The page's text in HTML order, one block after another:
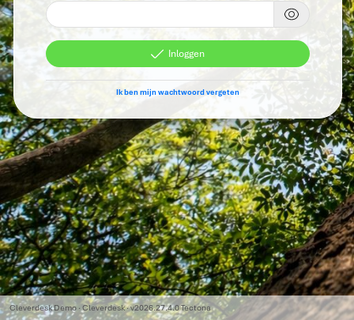
Inloggen
Ik ben mijn wachtwoord vergeten
Cleverdesk Demo · Cleverdesk · v2026.27.4.0 Tectona